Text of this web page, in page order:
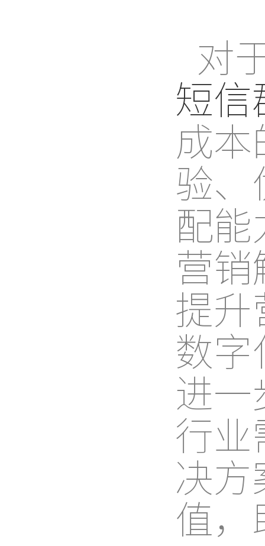
对
短
成
验
配
营
提
数
进
行
决
值